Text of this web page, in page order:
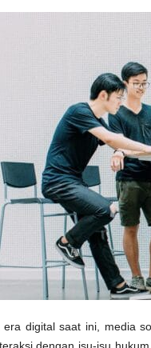
era digital saat ini, media